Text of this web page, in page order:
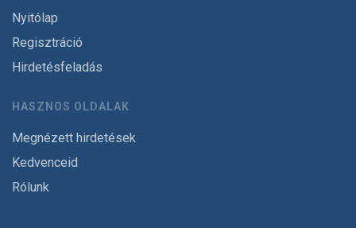
Nyitólap
Regisztráció
Hirdetésfeladás
HASZNOS OLDALAK
Megnézett hirdetések
Kedvenceid
Rólunk